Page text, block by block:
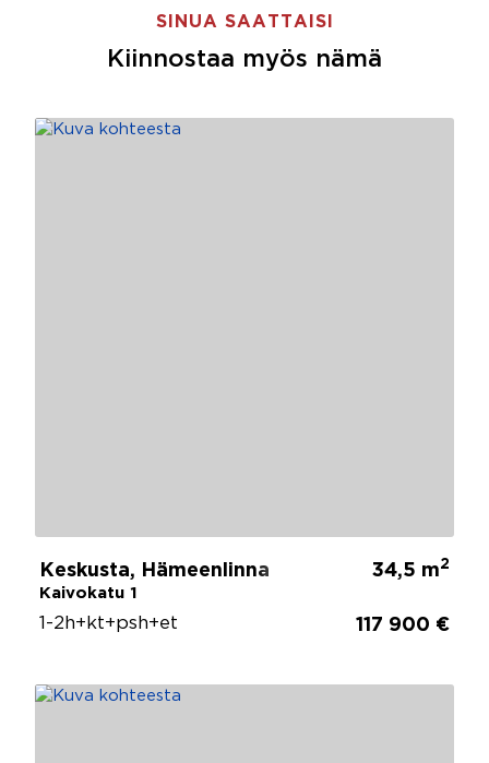
SINUA SAATTAISI
Kiinnostaa myös nämä
Keskusta, Hämeenlinna
Kaivokatu 1
34,5 m2
1-2h+kt+psh+et 117 900 €